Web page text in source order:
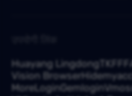
Huayang Lingdong TKFFF
Vision Browser
MoreLoginGemlogin